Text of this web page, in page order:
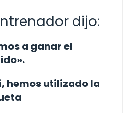
dijo:
a ganar el
hemos utilizado la